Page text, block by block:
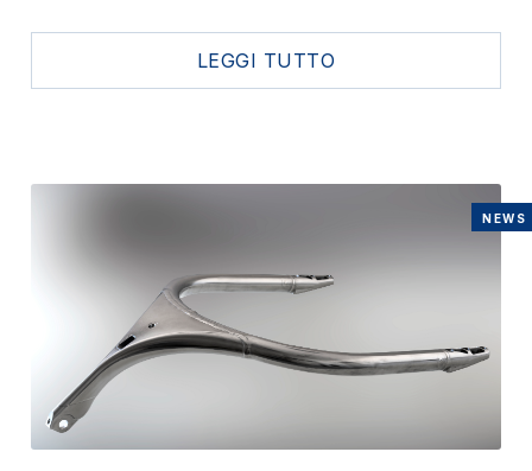
LEGGI TUTTO
NEWS